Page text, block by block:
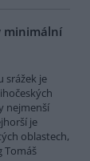
minimální
srážek je
nejmenší
je
oblastech,
Tomáš